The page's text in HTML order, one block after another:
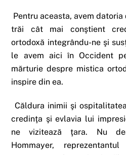
Pentru aceasta, avem datoria
trăi cât mai conştient
ortodoxă integrându-ne şi
le avem aici în Occident
mărturie despre mistica
inspire din ea.
Căldura inimii şi
credinţa şi evlavia lui
ne vizitează ţara. Nu
Hommayer,